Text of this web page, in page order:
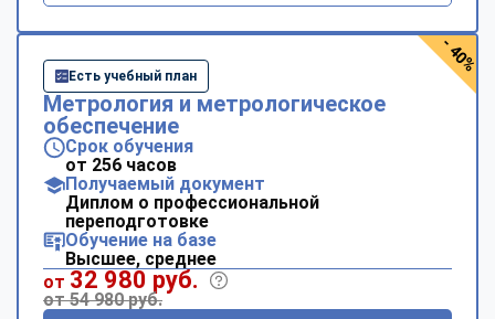
Есть учебный план
Метрология и метрологическое
обеспечение
Срок обучения
от 256 часов
Получаемый документ
Диплом о профессиональной
переподготовке
Обучение на базе
Высшее, среднее
от 32 980 руб.
от 54 980 руб.
- 40%